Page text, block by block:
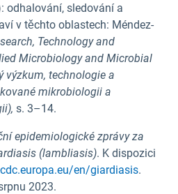
odhalování, sledování a
v těchto oblastech: Méndez-
Technology and
Microbiology and Microbial
výzkum, technologie a
mikrobiologii a
s. 3–14.
epidemiologické zprávy za
(lambliasis). K dispozici
en/giardiasis.
2023.